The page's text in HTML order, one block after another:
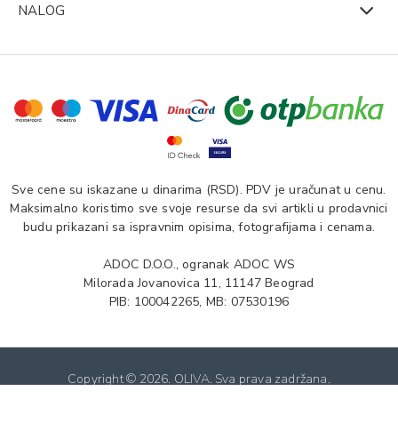
NALOG
Sve cene su iskazane u dinarima (RSD). PDV je uračunat u cenu.
Maksimalno koristimo sve svoje resurse da svi artikli u prodavnici
budu prikazani sa ispravnim opisima, fotografijama i cenama.
ADOC D.O.O., ogranak ADOC WS
Milorada Jovanovica 11, 11147 Beograd
PIB: 100042265, MB: 07530196
Copyright © 2026. OLIVA. Sva prava zadržana.